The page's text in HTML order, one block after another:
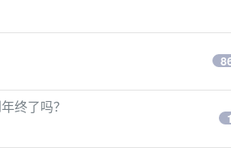
终了吗？
1